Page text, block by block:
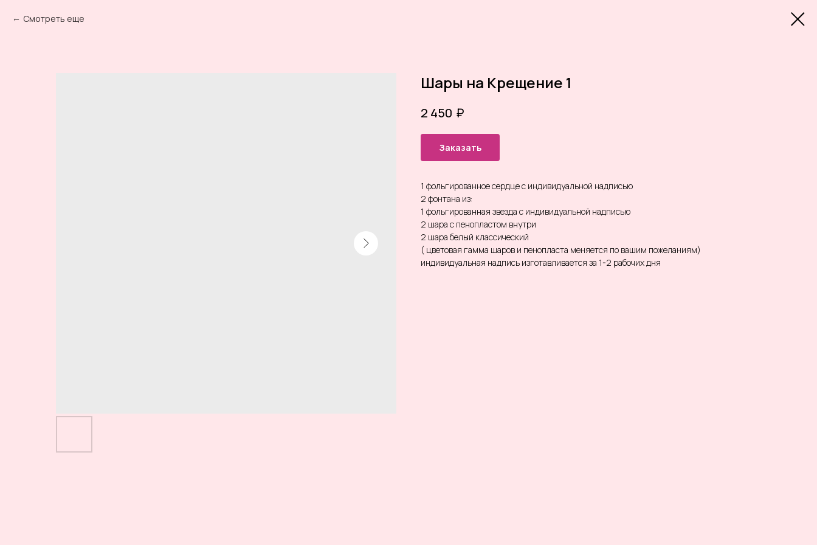
Смотреть еще
Шары на Крещение 1
2 450 ₽
Заказать
1 фольгированное сердце с индивидуальной надписью
2 фонтана из:
1 фольгированная звезда с индивидуальной надписью
2 шара с пенопластом внутри
2 шара белый классический
( цветовая гамма шаров и пенопласта меняется по вашим пожеланиям)
индивидуальная надпись изготавливается за 1-2 рабочих дня